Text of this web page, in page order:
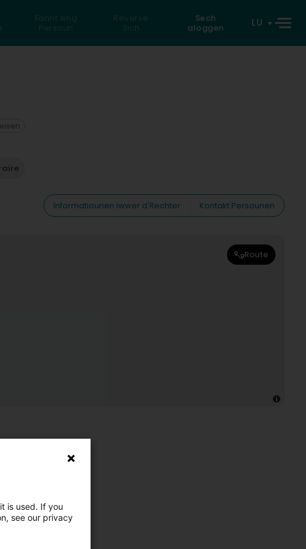
Fannt eng
Persoun
Reverse
Sich
Sech
aloggen
LU
Informatiounen iwwer d'Rechter
Kontakt Persounen
Route
is used. If you
see our privacy